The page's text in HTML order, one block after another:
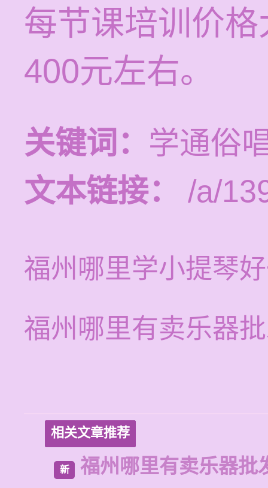
每节课培训价
400元左右。
关键词： 学通俗
文本链接：
/a/
福州哪里学小提琴
福州哪里有卖乐器
相关文章推荐
新 福州哪里有卖乐器批